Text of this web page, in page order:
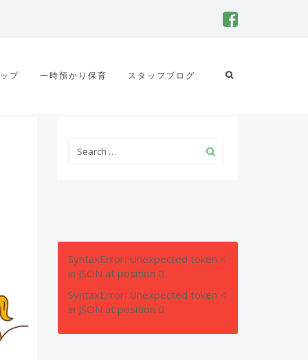
プ 一時預かり保育 スタッフブログ
SyntaxError: Unexpected token <
in JSON at position 0
SyntaxError: Unexpected token <
in JSON at position 0